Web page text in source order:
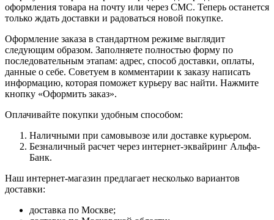
оформления товара на почту или через СМС. Теперь останется
только ждать доставки и радоваться новой покупке.
Оформление заказа в стандартном режиме выглядит
следующим образом. Заполняете полностью форму по
последовательным этапам: адрес, способ доставки, оплаты,
данные о себе. Советуем в комментарии к заказу написать
информацию, которая поможет курьеру вас найти. Нажмите
кнопку «Оформить заказ».
Оплачивайте покупки удобным способом:
Наличными при самовывозе или доставке курьером.
Безналичный расчет через интернет-эквайринг Альфа-
Банк.
Наш интернет-магазин предлагает несколько вариантов
доставки:
доставка по Москве;